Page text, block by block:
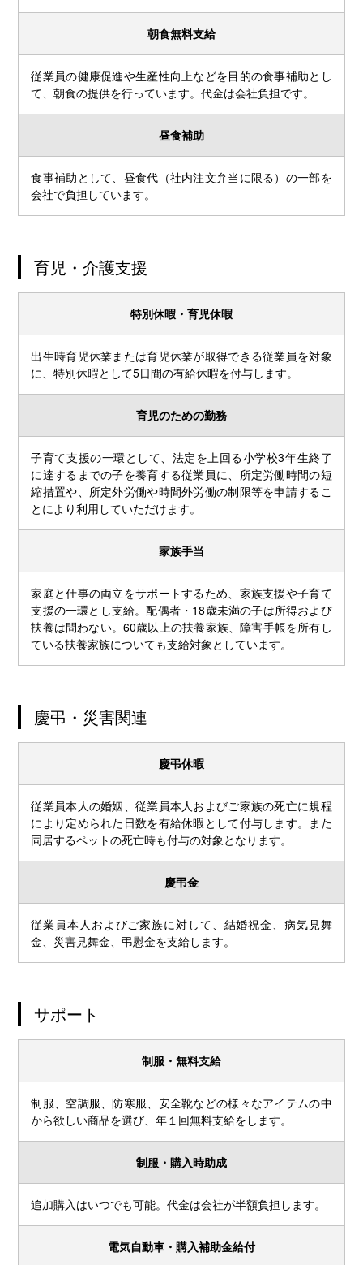
朝食無料支給
従業員の健康促進や生産性向上などを目的の食事補助とし
て、朝食の提供を行っています。代金は会社負担です。
昼食補助
食事補助として、昼食代（社内注文弁当に限る）の一部を
会社で負担しています。
育児・介護支援
特別休暇・育児休暇
出生時育児休業または育児休業が取得できる従業員を対象
に、特別休暇として5日間の有給休暇を付与します。
育児のための勤務
子育て支援の一環として、法定を上回る小学校3年生終了
に達するまでの子を養育する従業員に、所定労働時間の短
縮措置や、所定外労働や時間外労働の制限等を申請するこ
とにより利用していただけます。
家族手当
家庭と仕事の両立をサポートするため、家族支援や子育て
支援の一環とし支給。配偶者・18歳未満の子は所得および
扶養は問わない。60歳以上の扶養家族、障害手帳を所有し
ている扶養家族についても支給対象としています。
慶弔・災害関連
慶弔休暇
従業員本人の婚姻、従業員本人およびご家族の死亡に規程
により定められた日数を有給休暇として付与します。また
同居するペットの死亡時も付与の対象となります。
慶弔金
従業員本人およびご家族に対して、結婚祝金、病気見舞
金、災害見舞金、弔慰金を支給します。
サポート
制服・無料支給
制服、空調服、防寒服、安全靴などの様々なアイテムの中
から欲しい商品を選び、年１回無料支給をします。
制服・購入時助成
追加購入はいつでも可能。代金は会社が半額負担します。
電気自動車・購入補助金給付